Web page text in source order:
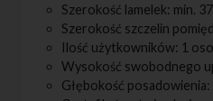
Szerokość lamelek: min.
Szerokość szczelin
Ilość użytkowników: 1
Wysokość swobodnego
Głębokość posadowienia: